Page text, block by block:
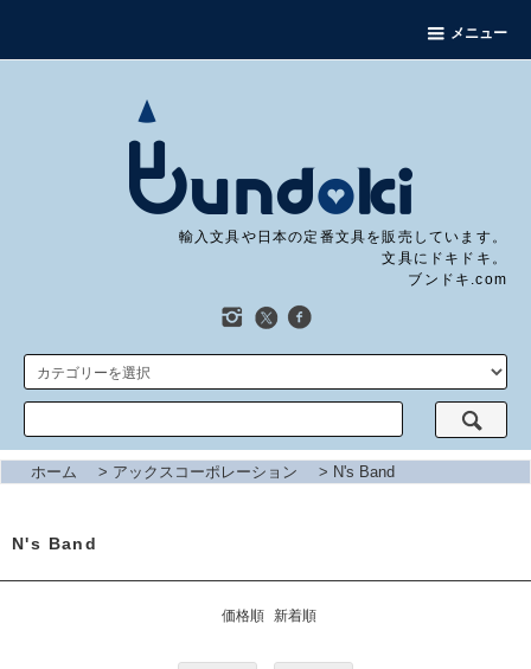
メニュー
輸入文具や日本の定番文具を販売しています。
文具にドキドキ。
ブンドキ.com
ホーム > アックスコーポレーション > N's Band
N's Band
価格順 新着順